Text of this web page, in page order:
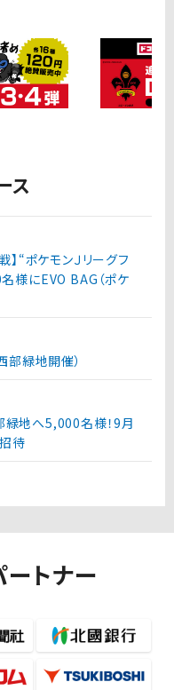
ス
】“ポケモンＪリーグフ
様にEVO BAG（ポケ
部緑地開催）
緑地へ5,000名様！9月
待
トナー